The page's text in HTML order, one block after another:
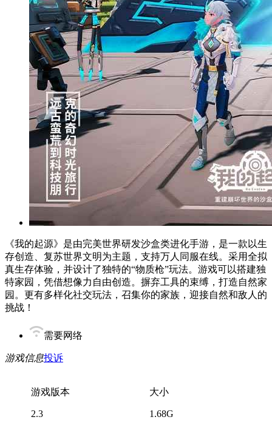
《我的起源》是由完美世界研发沙盒类进化手游，是一款以生
存创造、复苏世界文明为主题，支持万人同服在线。采用全拟
真生存体验，并设计了独特的“物质枪”玩法。游戏可以搭建独
特家园，凭借想像力自由创造。摒弃工具的束缚，打造自然家
园。更有多样化社交玩法，召集你的家族，迎接自然和敌人的
挑战！
需要网络
游戏信息投诉
游戏版本
2.3
大小
1.68G